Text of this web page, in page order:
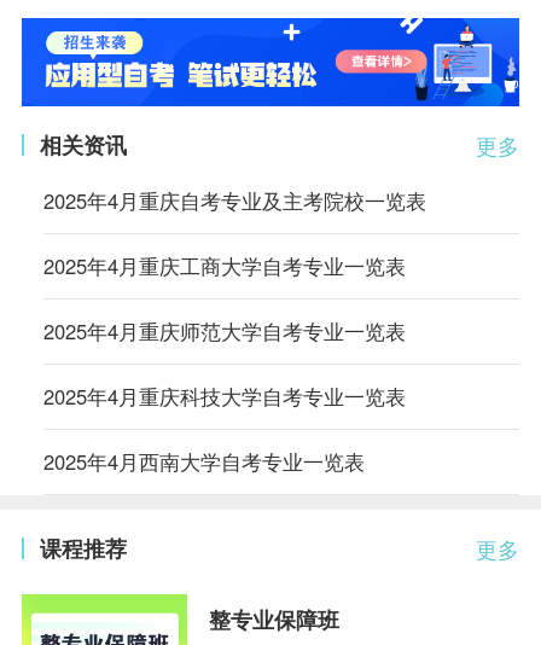
更多
相关资讯
2025年4月重庆自考专业及主考院校一览表
2025年4月重庆工商大学自考专业一览表
2025年4月重庆师范大学自考专业一览表
2025年4月重庆科技大学自考专业一览表
2025年4月西南大学自考专业一览表
更多
课程推荐
整专业保障班